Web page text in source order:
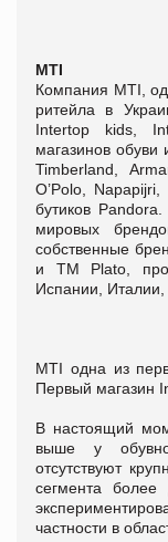
MTI
Компания MTI,
ритейла в
Intertop kids,
магазинов
Timberland,
O’Polo,
бутиков
мировых
собственные
и ТМ Plato,
Испании, Италии,
MTI одна из
Первый магазин
В настоящий
выше у
отсутствуют
сегмента
частности в